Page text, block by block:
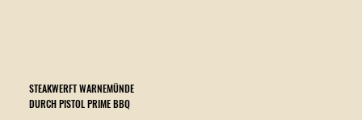
STEAKWERFT WARNEMÜNDE
DURCH PISTOL PRIME BBQ